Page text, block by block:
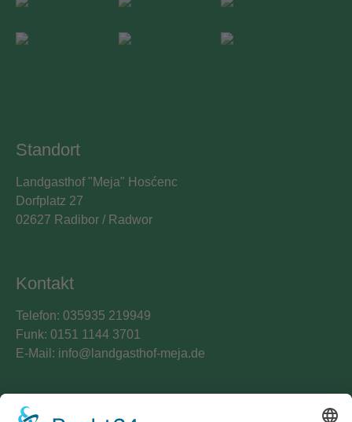
Standort
Landgasthof "Meja" Hosćenc
Dorfplatz 27
02627 Radibor / Radwor
Kontakt
Telefon: 035935 219949
Funk: 0151 1144 3701
E-Mail: info@landgasthof-meja.de
Übernachtungen